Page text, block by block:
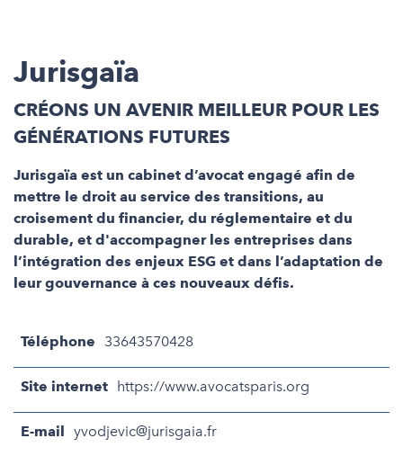
Jurisgaïa
CRÉONS UN AVENIR MEILLEUR POUR LES
GÉNÉRATIONS FUTURES
Jurisgaïa est un cabinet d’avocat engagé afin de
mettre le droit au service des transitions, au
croisement du financier, du réglementaire et du
durable, et d'accompagner les entreprises dans
l’intégration des enjeux ESG et dans l’adaptation de
leur gouvernance à ces nouveaux défis.
Téléphone 33643570428
Site internet https://www.avocatsparis.org
E-mail yvodjevic@jurisgaia.fr